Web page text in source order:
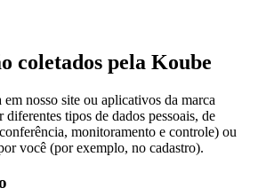
coletados pela Koube
nosso site ou aplicativos da marca
tipos de dados pessoais, de
monitoramento e controle) ou
você (por exemplo, no cadastro).